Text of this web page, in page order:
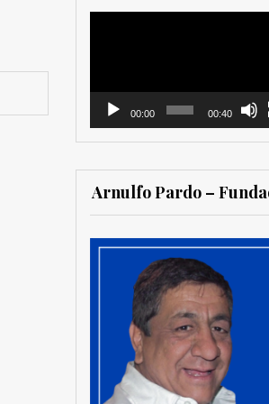
00:00 00:40
Arnulfo Pardo –